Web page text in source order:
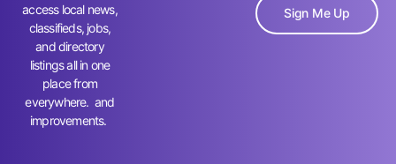
access local news,
classifieds, jobs,
and directory
listings all in one
place from
everywhere. and
improvements.
Sign Me Up